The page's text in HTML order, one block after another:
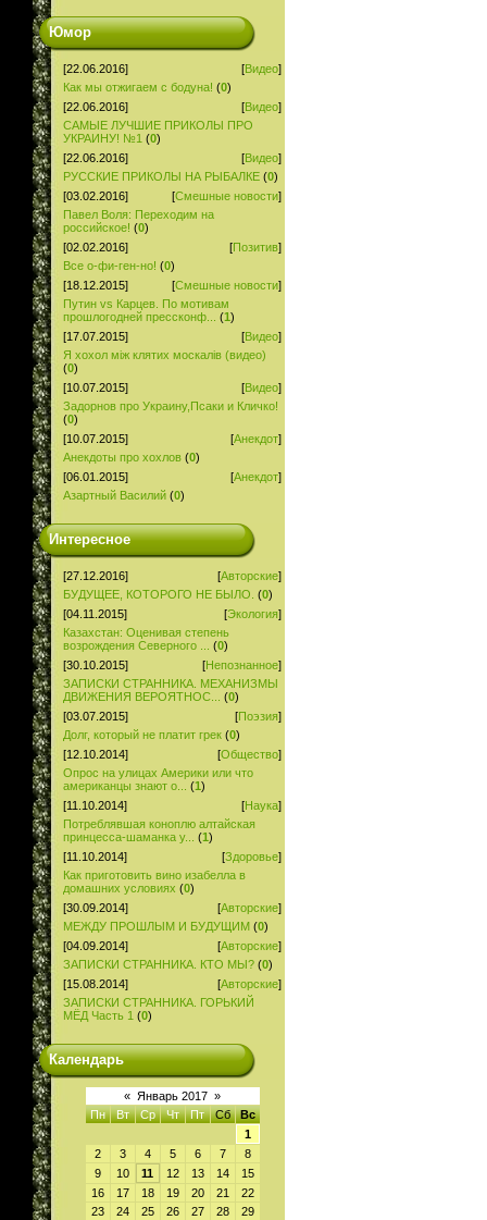
Юмор
[22.06.2016] [Видео]
Как мы отжигаем с бодуна! (0)
[22.06.2016]
[Видео]
САМЫЕ ЛУЧШИЕ ПРИКОЛЫ ПРО
УКРАИНУ! №1 (0)
[22.06.2016]
[Видео]
РУССКИЕ ПРИКОЛЫ НА РЫБАЛКЕ (0)
[03.02.2016]
[Смешные новости]
Павел Воля: Переходим на
российское! (0)
[02.02.2016]
[Позитив]
Все о-фи-ген-но! (0)
[18.12.2015]
[Смешные новости]
Путин vs Карцев. По мотивам
прошлогодней прессконф...
(1)
[17.07.2015]
[Видео]
Я хохол між клятих москалів (видео)
(0)
[10.07.2015]
[Видео]
Задорнов про Украину,Псаки и Кличко!
(0)
[10.07.2015]
[Анекдот]
Анекдоты про хохлов (0)
[06.01.2015]
[Анекдот]
Азартный Василий (0)
Интересное
[27.12.2016] [Авторские]
БУДУЩЕЕ, КОТОРОГО НЕ БЫЛО. (0)
[04.11.2015]
[Экология]
Казахстан: Оценивая степень
возрождения Северного ...
(0)
[30.10.2015]
[Непознанное]
ЗАПИСКИ СТРАННИКА. МЕХАНИЗМЫ
ДВИЖЕНИЯ ВЕРОЯТНОС...
(0)
[03.07.2015]
[Поэзия]
Долг, который не платит грек (0)
[12.10.2014]
[Общество]
Опрос на улицах Америки или что
американцы знают о...
(1)
[11.10.2014]
[Наука]
Потреблявшая коноплю алтайская
принцесса-шаманка у...
(1)
[11.10.2014]
[Здоровье]
Как приготовить вино изабелла в
домашних условиях (0)
[30.09.2014]
[Авторские]
МЕЖДУ ПРОШЛЫМ И БУДУЩИМ (0)
[04.09.2014]
[Авторские]
ЗАПИСКИ СТРАННИКА. КТО МЫ? (0)
[15.08.2014]
[Авторские]
ЗАПИСКИ СТРАННИКА. ГОРЬКИЙ
МЁД Часть 1 (0)
Календарь
« Январь 2017 »
Пн
Вт Ср Чт Пт Сб
Вс
1
2
3 4 5 6 7
8
9
10 11 12 13 14
15
16
17 18 19 20 21
22
23
24 25 26 27 28
29